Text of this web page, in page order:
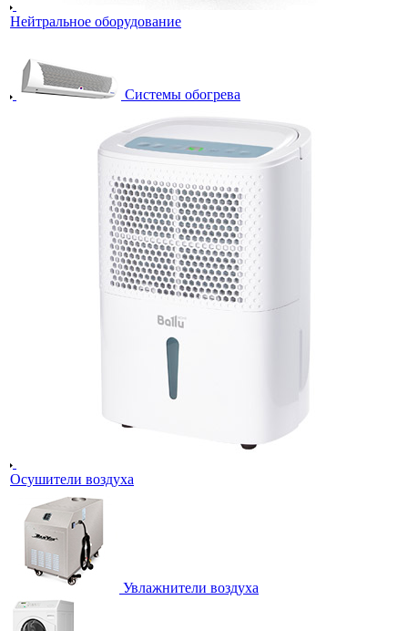
Нейтральное оборудование
Системы обогрева
Осушители воздуха
Увлажнители воздуха